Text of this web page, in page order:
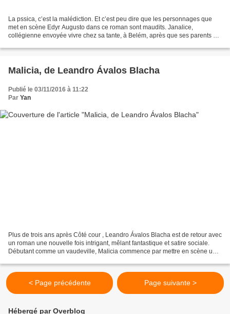
La pssica, c’est la malédiction. Et c’est peu dire que les personnages que
met en scène Edyr Augusto dans ce roman sont maudits. Janalice,
collégienne envoyée vivre chez sa tante, à Belém, après que ses parents ont
Malicia, de Leandro Ávalos Blacha
Publié le 03/11/2016 à 11:22
Par Yan
Plus de trois ans après Côté cour , Leandro Ávalos Blacha est de retour avec
un roman une nouvelle fois intrigant, mêlant fantastique et satire sociale.
Débutant comme un vaudeville, Malicia commence par mettre en scène un
< Page précédente Page suivante >
Hébergé par Overblog